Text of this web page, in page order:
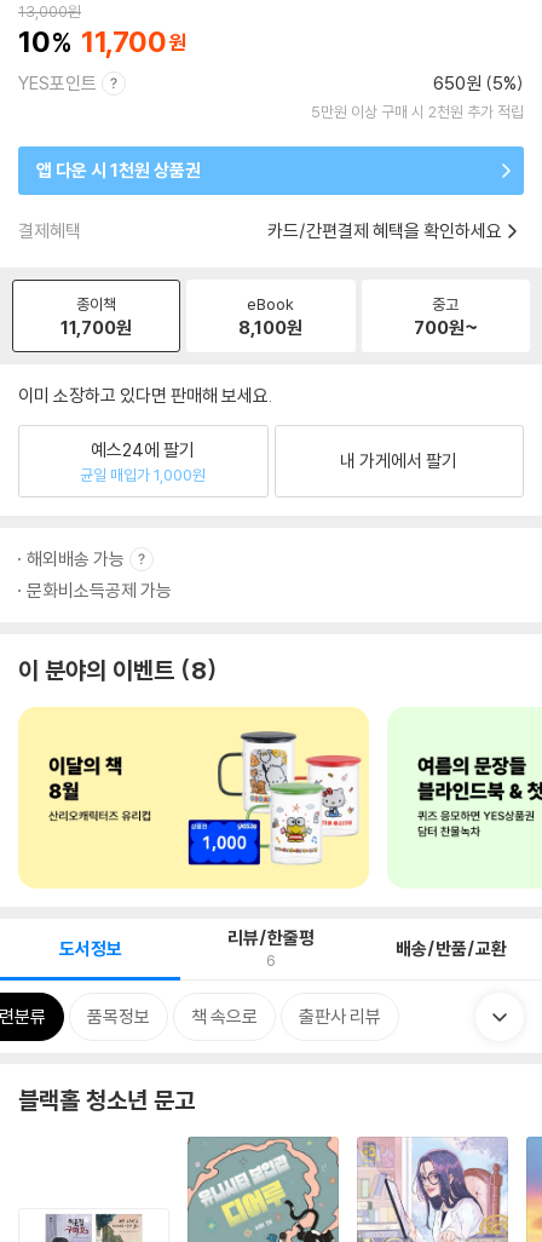
13,000원
10 11,700
YES포인트 650원 (5%)
5만원 이상 구매 시 2천원 추가 적립
앱 다운 시 1천원 상품권
결제혜택 카드/간편결제 혜택을 확인하세요
종이책
11,700원
eBook
8,100원
중고
700원~
이미 소장하고 있다면 판매해 보세요.
예스24에 팔기
균일 매입가 1,000원
내 가게에서 팔기
해외배송 가능
문화비소득공제 가능
이 분야의 이벤트 8
도서정보 리뷰/한줄평
6 배송/반품/교환
분류 품목정보 책 속으로 출판사 리뷰
블랙홀 청소년 문고